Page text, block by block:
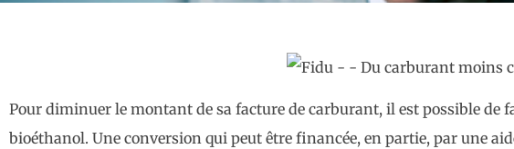
Pour diminuer le montant de sa facture de carburant, il est possible
bioéthanol. Une conversion qui peut être financée, en partie, par une